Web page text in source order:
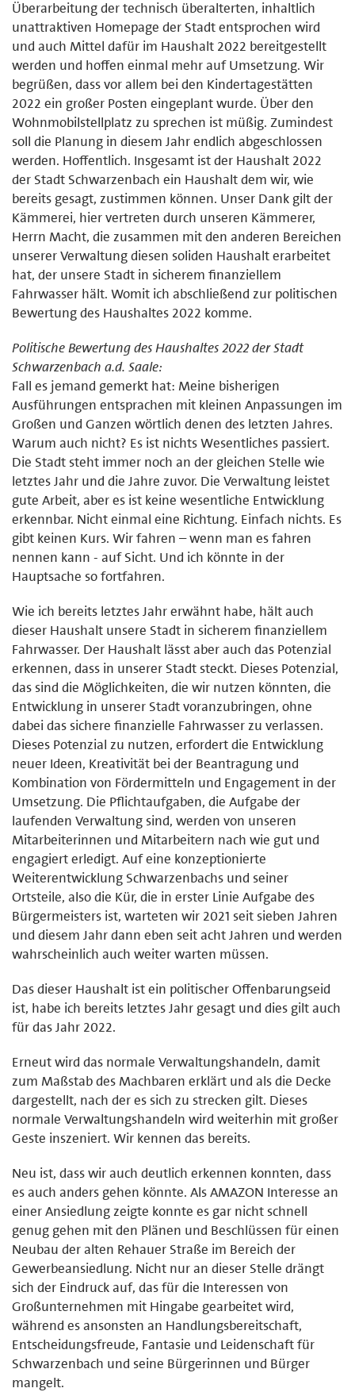
Überarbeitung der technisch überalterten, inhaltlich
unattraktiven Homepage der Stadt entsprochen wird
und auch Mittel dafür im Haushalt 2022 bereitgestellt
werden und hoffen einmal mehr auf Umsetzung. Wir
begrüßen, dass vor allem bei den Kindertagestätten
2022 ein großer Posten eingeplant wurde. Über den
Wohnmobilstellplatz zu sprechen ist müßig. Zumindest
soll die Planung in diesem Jahr endlich abgeschlossen
werden. Hoffentlich. Insgesamt ist der Haushalt 2022
der Stadt Schwarzenbach ein Haushalt dem wir, wie
bereits gesagt, zustimmen können. Unser Dank gilt der
Kämmerei, hier vertreten durch unseren Kämmerer,
Herrn Macht, die zusammen mit den anderen Bereichen
unserer Verwaltung diesen soliden Haushalt erarbeitet
hat, der unsere Stadt in sicherem finanziellem
Fahrwasser hält. Womit ich abschließend zur politischen
Bewertung des Haushaltes 2022 komme.
Politische Bewertung des Haushaltes 2022 der Stadt
Schwarzenbach a.d. Saale:
Fall es jemand gemerkt hat: Meine bisherigen
Ausführungen entsprachen mit kleinen Anpassungen im
Großen und Ganzen wörtlich denen des letzten Jahres.
Warum auch nicht? Es ist nichts Wesentliches passiert.
Die Stadt steht immer noch an der gleichen Stelle wie
letztes Jahr und die Jahre zuvor. Die Verwaltung leistet
gute Arbeit, aber es ist keine wesentliche Entwicklung
erkennbar. Nicht einmal eine Richtung. Einfach nichts. Es
gibt keinen Kurs. Wir fahren – wenn man es fahren
nennen kann - auf Sicht. Und ich könnte in der
Hauptsache so fortfahren.
Wie ich bereits letztes Jahr erwähnt habe, hält auch
dieser Haushalt unsere Stadt in sicherem finanziellem
Fahrwasser. Der Haushalt lässt aber auch das Potenzial
erkennen, dass in unserer Stadt steckt. Dieses Potenzial,
das sind die Möglichkeiten, die wir nutzen könnten, die
Entwicklung in unserer Stadt voranzubringen, ohne
dabei das sichere finanzielle Fahrwasser zu verlassen.
Dieses Potenzial zu nutzen, erfordert die Entwicklung
neuer Ideen, Kreativität bei der Beantragung und
Kombination von Fördermitteln und Engagement in der
Umsetzung. Die Pflichtaufgaben, die Aufgabe der
laufenden Verwaltung sind, werden von unseren
Mitarbeiterinnen und Mitarbeitern nach wie gut und
engagiert erledigt. Auf eine konzeptionierte
Weiterentwicklung Schwarzenbachs und seiner
Ortsteile, also die Kür, die in erster Linie Aufgabe des
Bürgermeisters ist, warteten wir 2021 seit sieben Jahren
und diesem Jahr dann eben seit acht Jahren und werden
wahrscheinlich auch weiter warten müssen.
Das dieser Haushalt ist ein politischer Offenbarungseid
ist, habe ich bereits letztes Jahr gesagt und dies gilt auch
für das Jahr 2022.
Erneut wird das normale Verwaltungshandeln, damit
zum Maßstab des Machbaren erklärt und als die Decke
dargestellt, nach der es sich zu strecken gilt. Dieses
normale Verwaltungshandeln wird weiterhin mit großer
Geste inszeniert. Wir kennen das bereits.
Neu ist, dass wir auch deutlich erkennen konnten, dass
es auch anders gehen könnte. Als AMAZON Interesse an
einer Ansiedlung zeigte konnte es gar nicht schnell
genug gehen mit den Plänen und Beschlüssen für einen
Neubau der alten Rehauer Straße im Bereich der
Gewerbeansiedlung. Nicht nur an dieser Stelle drängt
sich der Eindruck auf, das für die Interessen von
Großunternehmen mit Hingabe gearbeitet wird,
während es ansonsten an Handlungsbereitschaft,
Entscheidungsfreude, Fantasie und Leidenschaft für
Schwarzenbach und seine Bürgerinnen und Bürger
mangelt.